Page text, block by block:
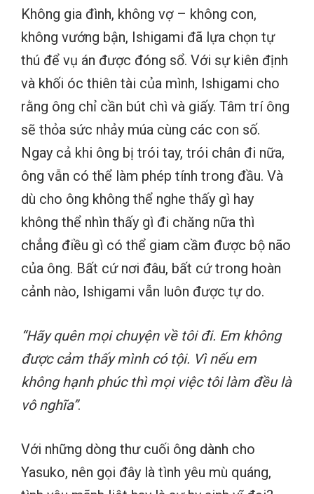
Không gia đình, không vợ – không con,
không vướng bận, Ishigami đã lựa chọn tự
thú để vụ án được đóng sổ. Với sự kiên định
và khối óc thiên tài của mình, Ishigami cho
rằng ông chỉ cần bút chì và giấy. Tâm trí ông
sẽ thỏa sức nhảy múa cùng các con số.
Ngay cả khi ông bị trói tay, trói chân đi nữa,
ông vẫn có thể làm phép tính trong đầu. Và
dù cho ông không thể nghe thấy gì hay
không thể nhìn thấy gì đi chăng nữa thì
chẳng điều gì có thể giam cầm được bộ não
của ông. Bất cứ nơi đâu, bất cứ trong hoàn
cảnh nào, Ishigami vẫn luôn được tự do.
“Hãy quên mọi chuyện về tôi đi. Em không
được cảm thấy mình có tội. Vì nếu em
không hạnh phúc thì mọi việc tôi làm đều là
vô nghĩa”.
Với những dòng thư cuối ông dành cho
Yasuko, nên gọi đây là tình yêu mù quáng,